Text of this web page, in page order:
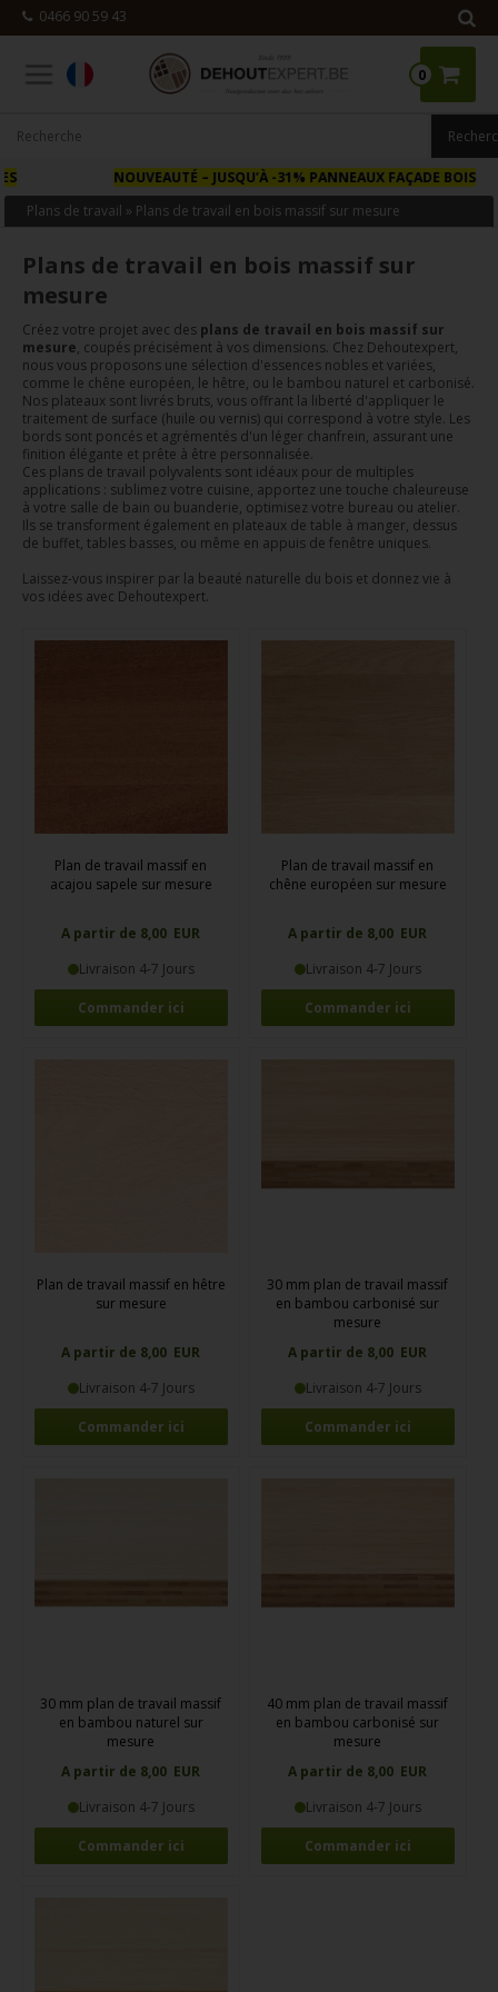
0466 90 59 43
0
NOUVEAUTÉ– JUSQU’À -31% PANNEAUX FAÇADE BOIS
Plans de travail » Plans de travail en bois massif sur mesure
Plans de travail en bois massif sur
mesure
Créez votre projet avec des plans de travail en bois massif sur
mesure, coupés précisément à vos dimensions. Chez Dehoutexpert,
nous vous proposons une sélection d'essences nobles et variées,
comme le chêne européen, le hêtre, ou le bambou naturel et carbonisé.
Nos plateaux sont livrés bruts, vous offrant la liberté d'appliquer le
traitement de surface (huile ou vernis) qui correspond à votre style. Les
bords sont poncés et agrémentés d'un léger chanfrein, assurant une
finition élégante et prête à être personnalisée.
Ces plans de travail polyvalents sont idéaux pour de multiples
applications : sublimez votre cuisine, apportez une touche chaleureuse
à votre salle de bain ou buanderie, optimisez votre bureau ou atelier.
Ils se transforment également en plateaux de table à manger, dessus
de buffet, tables basses, ou même en appuis de fenêtre uniques.
Laissez-vous inspirer par la beauté naturelle du bois et donnez vie à
vos idées avec Dehoutexpert.
Plan de travail massif en
acajou sapele sur mesure
A partir de 8,00 EUR
Livraison 4-7 Jours
Commander ici
Plan de travail massif en
chêne européen sur mesure
A partir de 8,00 EUR
Livraison 4-7 Jours
Commander ici
Plan de travail massif en hêtre
sur mesure
A partir de 8,00 EUR
Livraison 4-7 Jours
Commander ici
30 mm plan de travail massif
en bambou carbonisé sur
mesure
A partir de 8,00 EUR
Livraison 4-7 Jours
Commander ici
30 mm plan de travail massif
en bambou naturel sur
mesure
A partir de 8,00 EUR
Livraison 4-7 Jours
Commander ici
40 mm plan de travail massif
en bambou carbonisé sur
mesure
A partir de 8,00 EUR
Livraison 4-7 Jours
Commander ici